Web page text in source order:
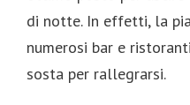
di notte. In effetti, la
numerosi bar e
sosta per rallegrarsi.